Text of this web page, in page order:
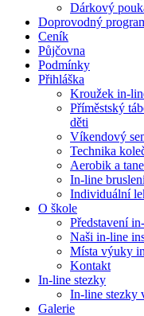
Dárkový
Doprovodný
Ceník
Půjčovna
Podmínky
Přihláška
Kroužek in-
Příměstský
děti
Víkendový
Technika
Aerobik a
In-line
Individuální
O škole
Představení
Naši in-line
Místa výuky
Kontakt
In-line stezky
In-line stezky
Galerie